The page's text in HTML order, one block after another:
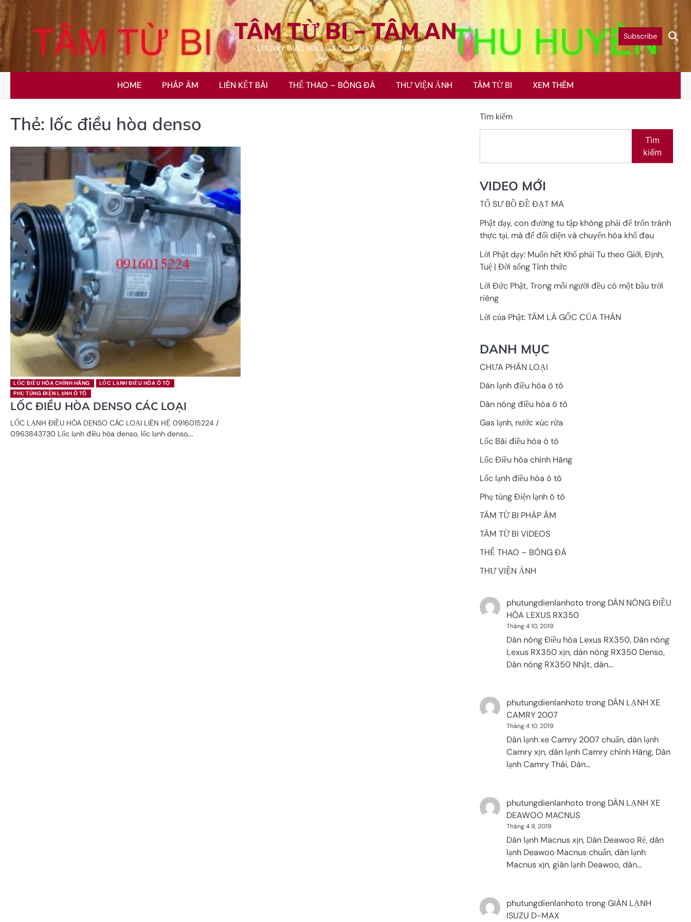
Skip
to
content
TÂM TỪ BI – TÂM AN
LỜI DẠY GIÁC NGỘ, LỜI CỦA PHẬT GÍÚP TỈNH THỨC
Subscribe
HOME PHÁP ÂM LIÊN KẾT BÀI THỂ THAO – BÓNG ĐÁ THƯ VIỆN ẢNH TÂM TỪ BI XEM THÊM
Thẻ: lốc điều hòa denso
LỐC ĐIỀU HÒA CHÍNH HÃNG
LỐC LẠNH ĐIỀU HÒA Ô TÔ
PHỤ TÙNG ĐIỆN LẠNH Ô TÔ
LỐC ĐIỀU HÒA DENSO CÁC LOẠI
LỐC LẠNH ĐIỀU HÒA DENSO CÁC LOẠI LIÊN HỆ 0916015224 /
0963843730 Lốc lạnh điều hòa denso, lốc lạnh denso,…
Tìm kiếm
Tìm
kiếm
VIDEO MỚI
TỔ SƯ BỒ ĐỀ ĐẠT MA
Phật dạy, con đường tu tập không phải để trốn tránh
thực tại, mà để đối diện và chuyển hóa khổ đau
Lời Phật dạy: Muốn hết Khổ phải Tu theo Giới, Định,
Tuệ | Đời sống Tỉnh thức
Lời Đức Phật, Trong mỗi người đều có một bầu trời
riêng
Lời của Phật: TÂM LÀ GỐC CỦA THÂN
DANH MỤC
CHƯA PHÂN LOẠI
Dàn lạnh điều hòa ô tô
Dàn nóng điều hòa ô tô
Gas lạnh, nước xúc rửa
Lốc Bãi điều hòa ô tô
Lốc Điều hòa chính Hãng
Lốc lạnh điều hòa ô tô
Phụ tùng Điện lạnh ô tô
TÂM TỪ BI PHÁP ÂM
TÂM TỪ BI VIDEOS
THỂ THAO – BÓNG ĐÁ
THƯ VIỆN ẢNH
phutungdienlanhoto trong DÀN NÓNG ĐIỀU
HÒA LEXUS RX350
Tháng 4 10, 2019
Dàn nóng Điều hòa Lexus RX350, Dàn nóng
Lexus RX350 xịn, dàn nóng RX350 Denso,
Dàn nóng RX350 Nhật, dàn…
phutungdienlanhoto trong DÀN LẠNH XE
CAMRY 2007
Tháng 4 10, 2019
Dàn lạnh xe Camry 2007 chuẩn, dàn lạnh
Camry xịn, dàn lạnh Camry chính Hãng, Dàn
lạnh Camry Thái, Dàn…
phutungdienlanhoto trong DÀN LẠNH XE
DEAWOO MACNUS
Tháng 4 9, 2019
Dàn lạnh Macnus xịn, Dàn Deawoo Rẻ, dàn
lạnh Deawoo Macnus chuẩn, dàn lạnh
Macnus xịn, giàn lạnh Deawoo, dàn…
phutungdienlanhoto trongGIÀN LẠNH
ISUZU D-MAX